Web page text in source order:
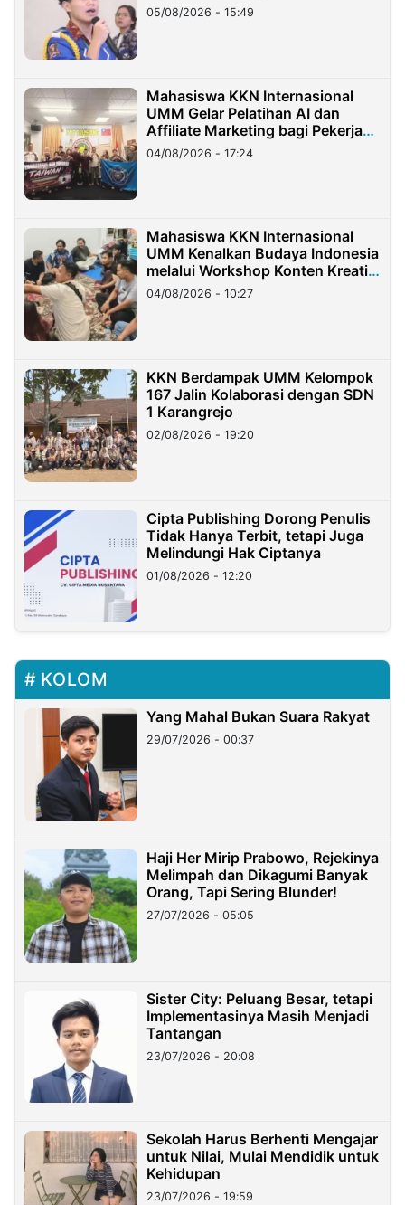
05/08/2026 - 15:49
Mahasiswa KKN Internasional
UMM Gelar Pelatihan AI dan
Affiliate Marketing bagi Pekerja
Migran Indonesia di Taiwan
04/08/2026 - 17:24
Mahasiswa KKN Internasional
UMM Kenalkan Budaya Indonesia
melalui Workshop Konten Kreatif
di Taiwan
04/08/2026 - 10:27
KKN Berdampak UMM Kelompok
167 Jalin Kolaborasi dengan SDN
1 Karangrejo
02/08/2026 - 19:20
Cipta Publishing Dorong Penulis
Tidak Hanya Terbit, tetapi Juga
Melindungi Hak Ciptanya
01/08/2026 - 12:20
KOLOM
Yang Mahal Bukan Suara Rakyat
29/07/2026 - 00:37
Haji Her Mirip Prabowo, Rejekinya
Melimpah dan Dikagumi Banyak
Orang, Tapi Sering Blunder!
27/07/2026 - 05:05
Sister City: Peluang Besar, tetapi
Implementasinya Masih Menjadi
Tantangan
23/07/2026 - 20:08
Sekolah Harus Berhenti Mengajar
untuk Nilai, Mulai Mendidik untuk
Kehidupan
23/07/2026 - 19:59